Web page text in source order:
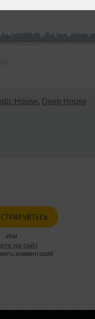
House, Deep House
Или
на сайт
комментарий